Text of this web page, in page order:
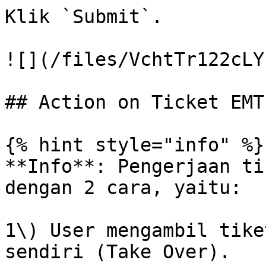
Klik `Submit`.
![](/files/
## Action on Ticket EMT
{% hint style="info" %}
**Info**: Pengerjaan
dengan 2 cara, yaitu:
1\) User mengambil
sendiri (Take Over).